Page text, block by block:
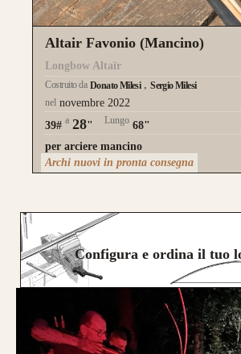
Altair Favonio (Mancino)
Longbow Altaïr
Costruito da Donato Milesi
Sergio Milesi
nel novembre 2022
39# a 28" Lungo 68"
per arciere mancino
Archi nuovi in pronta consegna
Configura e ordina il tuo